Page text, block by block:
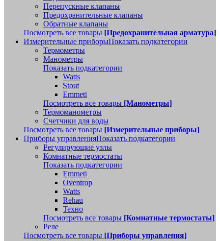
Перепускные клапаны
Предохранительные клапаны
Обратные клапаны
Посмотреть все товары [Предохранительная арматура]
Измерительные приборыПоказать подкатегории
Термометры
Манометры
Показать подкатегории
Watts
Stout
Emmeti
Посмотреть все товары [Манометры]
Термоманометры
Счетчики для воды
Посмотреть все товары [Измерительные приборы]
Приборы управленияПоказать подкатегории
Регулирующие узлы
Комнатные термостаты
Показать подкатегории
Emmeti
Oventrop
Watts
Rehau
Техно
Посмотреть все товары [Комнатные термостаты]
Реле
Посмотреть все товары [Приборы управления]